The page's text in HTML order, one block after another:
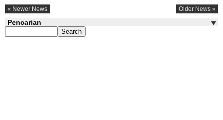
« Newer News Older News »
Pencarian